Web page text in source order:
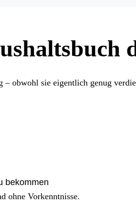
– obwohl sie eigentlich genug
bekommen
ohne Vorkenntnisse.